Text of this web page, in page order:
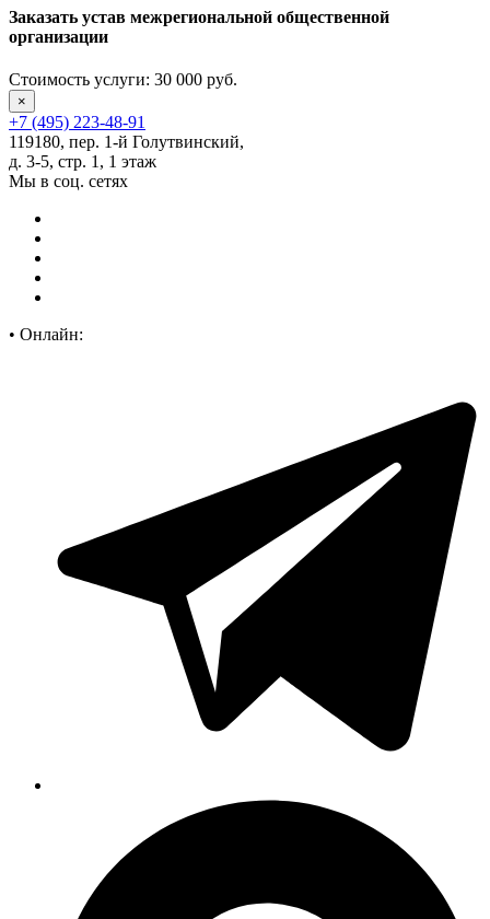
Заказать устав межрегиональной общественной
организации
Стоимость услуги: 30 000 руб.
×
+7 (495) 223-48-91
119180, пер. 1-й Голутвинский,
д. 3-5, стр. 1, 1 этаж
Мы в соц. сетях
• Онлайн: